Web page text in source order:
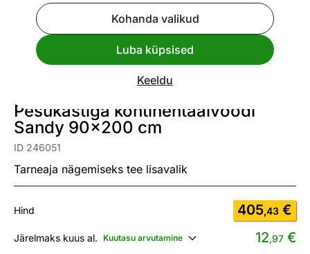
Kohanda valikud
Luba küpsised
Keeldu
Mõõtmed Vaata sarnaseid
Pesukastiga kontinentaalvoodi
Sandy 90x200 cm
ID 246051
Tarneaja nägemiseks tee lisavalik
Hind 405,43 €
Järelmaks kuus al. Kuutasu arvutamine 12,97 €